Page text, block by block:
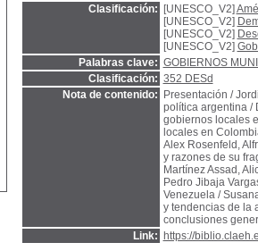
Clasificación:
[UNESCO_V2]
[UNESCO_V2]
[UNESCO_V2]
[UNESCO_V2]
Palabras clave: GOBIERNOS
Clasificación: 352 DESd
Nota de contenido:
Presentación /
política argentina /
gobiernos locales
locales en
Alex Rosenfeld,
y razones de su
Martínez Assad,
Pedro Jibaja
Venezuela /
y tendencias de la
conclusiones
Link:
https://